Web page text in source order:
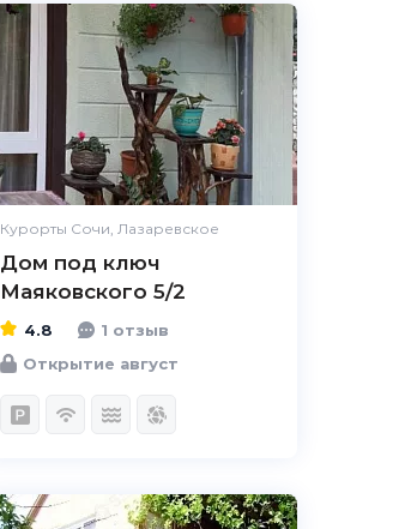
Курорты Сочи, Лазаревское
Дом под ключ
Маяковского 5/2
Чистота Великолепно
Комфорт Великолепно
Расположение Великолепно
Цена / качество
Персонал Великолепно
4.8
1 отзыв
Открытие август